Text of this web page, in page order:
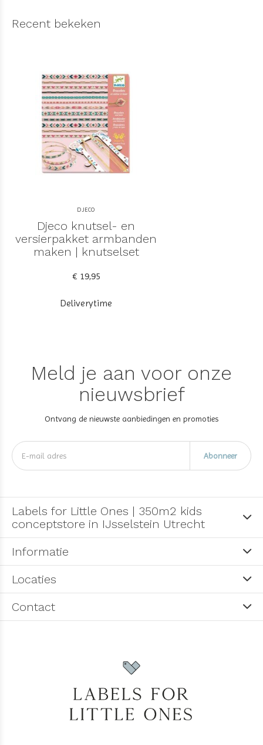
Recent bekeken
DJECO
Djeco knutsel- en
versierpakket armbanden
maken | knutselset
€ 19,95
Deliverytime
Meld je aan voor onze
nieuwsbrief
Ontvang de nieuwste aanbiedingen en promoties
Abonneer
Labels for Little Ones | 350m2 kids
conceptstore in IJsselstein Utrecht
Informatie
Locaties
Contact